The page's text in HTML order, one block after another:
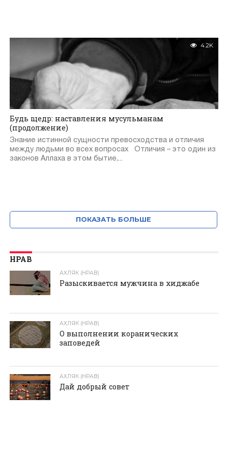
4.2K
Будь щедр: наставления мусульманам
(продолжение)
Знание истинной сущности превосходства и отличия
между людьми во всех вопросах Отличия – это один из
законов Аллаха в этом бытие,...
ПОКАЗАТЬ БОЛЬШЕ
НРАВ
АХЛЯК (НРАВ)
Разыскивается мужчина в хиджабе
АХЛЯК (НРАВ)
О выполнении коранических
заповедей
АХЛЯК (НРАВ)
Дай добрый совет